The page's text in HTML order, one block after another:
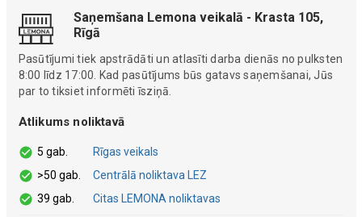
Saņemšana Lemona veikalā - Krasta 105,
Rīgā
Pasūtījumi tiek apstrādāti un atlasīti darba dienās no pulksten
8:00 līdz 17:00. Kad pasūtījums būs gatavs saņemšanai, Jūs
par to tiksiet informēti īsziņā.
Atlikums noliktavā
5 gab.
Rīgas veikals
>50 gab.
Centrālā noliktava LEZ
39 gab.
Citas LEMONA noliktavas